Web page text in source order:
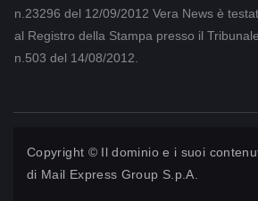
n.23296 del 12/09/2012 Vera News è
al Registro della Stampa presso il
n.503 del 14/08/2012.
Copyright © Il dominio e i suoi
di Mail Express Group S.p.A.